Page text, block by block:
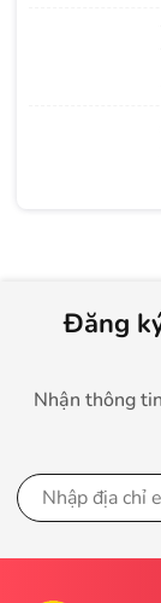
Đăng
Nhận thông